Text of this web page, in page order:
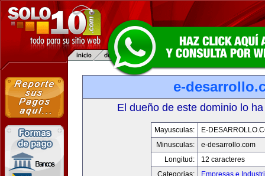
e-
El dueño de este dominio lo
Mayusculas:
E-
Minusculas:
e-desarrollo.com
Longitud:
12 caracteres
Categorias:
Empresas e